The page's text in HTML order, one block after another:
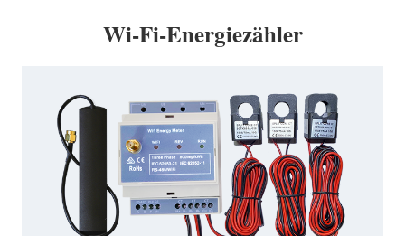
Wi-Fi-Energiezähler